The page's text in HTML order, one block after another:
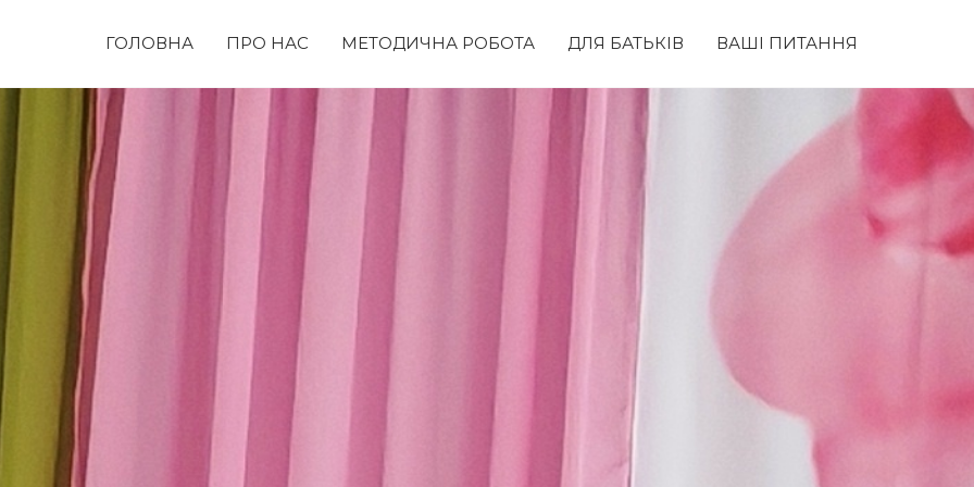
ГОЛОВНА ПРО НАС МЕТОДИЧНА РОБОТА ДЛЯ БАТЬКІВ ВАШІ ПИТАННЯ